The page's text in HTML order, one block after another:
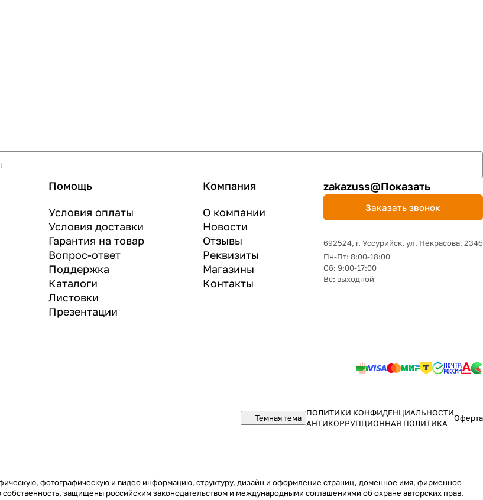
Помощь
Условия оплаты
Условия доставки
Гарантия на товар
Вопрос-ответ
Поддержка
Каталоги
Листовки
Презентации
Компания
О компании
Новости
Отзывы
Реквизиты
Магазины
Контакты
zakazuss@Показать
Заказать звонок
692524, г. Уссурийск, ул. Некрасова, 234б
Пн-Пт: 8:00-18:00
Сб: 9:00-17:00
Вс: выходной
Темная тема
ПОЛИТИКИ КОНФИДЕНЦИАЛЬНОСТИ
АНТИКОРРУПЦИОННАЯ ПОЛИТИКА
Оферта
фотографическую и видео информацию, структуру, дизайн и оформление страниц, доменное имя, фирменное
защищены российским законодательством и международными соглашениями об охране авторских прав.